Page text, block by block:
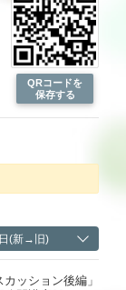
QRコードを
保存する
(新→旧)
ッション後編」